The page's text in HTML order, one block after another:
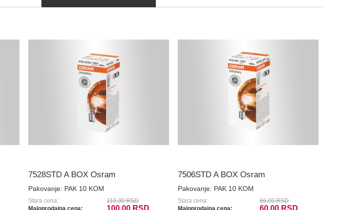
7528STD A BOX Osram
Pakovanje: PAK 10 KOM
Stara cena:
110,00 RSD
7506STD A BOX Osram
Pakovanje: PAK 10 KOM
Stara cena:
66,00 RSD